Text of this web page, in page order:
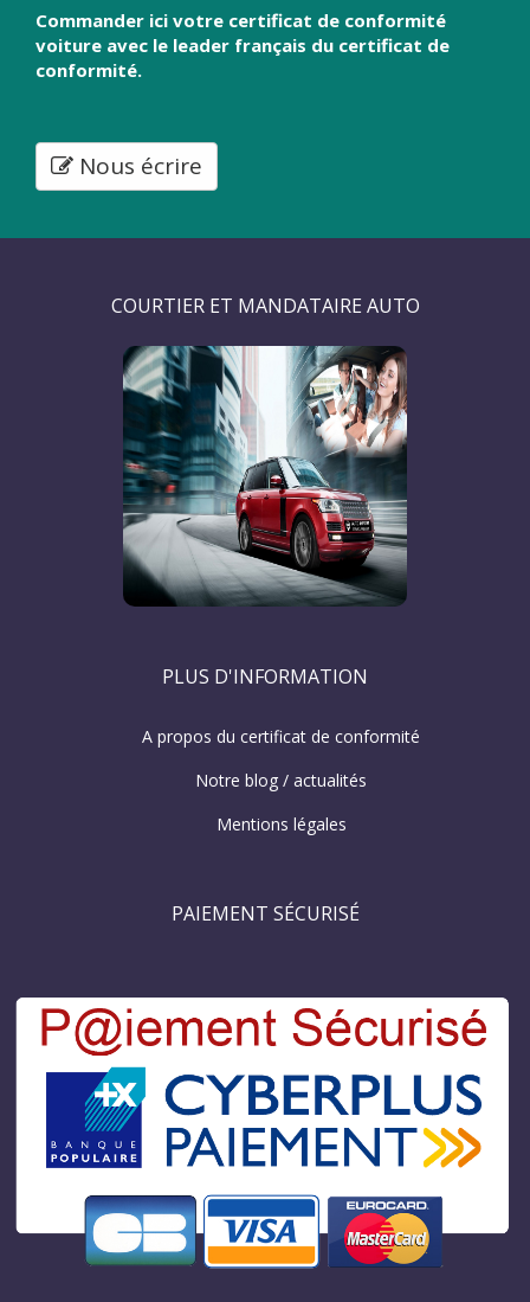
Commander ici votre certificat de conformité
voiture avec le leader français du certificat de
conformité.
Nous écrire
COURTIER ET MANDATAIRE AUTO
PLUS D'INFORMATION
A propos du certificat de conformité
Notre blog / actualités
Mentions légales
PAIEMENT SÉCURISÉ